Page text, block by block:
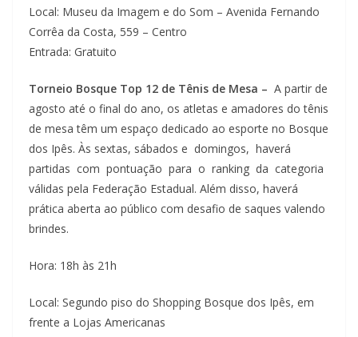
Local: Museu da Imagem e do Som – Avenida Fernando
Corrêa da Costa, 559 – Centro
Entrada: Gratuito
Torneio Bosque Top 12 de Tênis de Mesa – A partir de
agosto até o final do ano, os atletas e amadores do tênis
de mesa têm um espaço dedicado ao esporte no Bosque
dos Ipês. Às sextas, sábados e domingos, haverá
partidas com pontuação para o ranking da categoria
válidas pela Federação Estadual. Além disso, haverá
prática aberta ao público com desafio de saques valendo
brindes.
Hora: 18h às 21h
Local: Segundo piso do Shopping Bosque dos Ipês, em
frente a Lojas Americanas